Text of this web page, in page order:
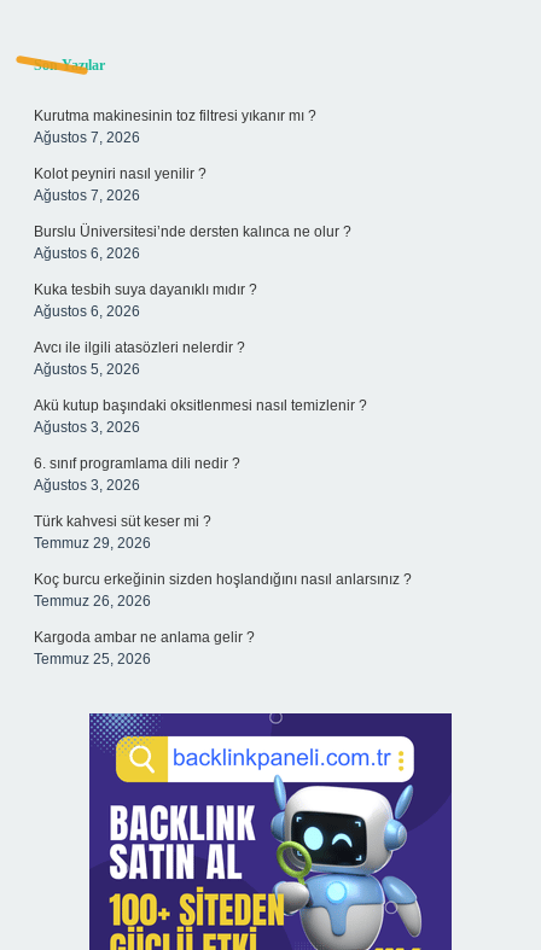
Sidebar
Son Yazılar
Kurutma makinesinin toz filtresi yıkanır mı ?
Ağustos 7, 2026
Kolot peyniri nasıl yenilir ?
Ağustos 7, 2026
Burslu Üniversitesi’nde dersten kalınca ne olur ?
Ağustos 6, 2026
Kuka tesbih suya dayanıklı mıdır ?
Ağustos 6, 2026
Avcı ile ilgili atasözleri nelerdir ?
Ağustos 5, 2026
Akü kutup başındaki oksitlenmesi nasıl temizlenir ?
Ağustos 3, 2026
6. sınıf programlama dili nedir ?
Ağustos 3, 2026
Türk kahvesi süt keser mi ?
Temmuz 29, 2026
Koç burcu erkeğinin sizden hoşlandığını nasıl anlarsınız ?
Temmuz 26, 2026
Kargoda ambar ne anlama gelir ?
Temmuz 25, 2026